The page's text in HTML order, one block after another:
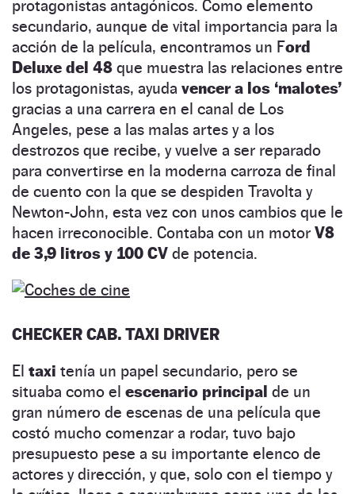
protagonistas antagónicos. Como elemento
secundario, aunque de vital importancia para la
acción de la película, encontramos un Ford
Deluxe del 48 que muestra las relaciones entre
los protagonistas, ayuda vencer a los ‘malotes’
gracias a una carrera en el canal de Los
Angeles, pese a las malas artes y a los
destrozos que recibe, y vuelve a ser reparado
para convertirse en la moderna carroza de final
de cuento con la que se despiden Travolta y
Newton-John, esta vez con unos cambios que le
hacen irreconocible. Contaba con un motor V8
de 3,9 litros y 100 CV de potencia.
CHECKER CAB. TAXI DRIVER
El taxi tenía un papel secundario, pero se
situaba como el escenario principal de un
gran número de escenas de una película que
costó mucho comenzar a rodar, tuvo bajo
presupuesto pese a su importante elenco de
actores y dirección, y que, solo con el tiempo y